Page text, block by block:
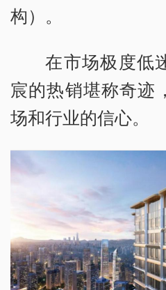
构）。
在市场极度低
宸的热销堪称奇迹
场和行业的信心。